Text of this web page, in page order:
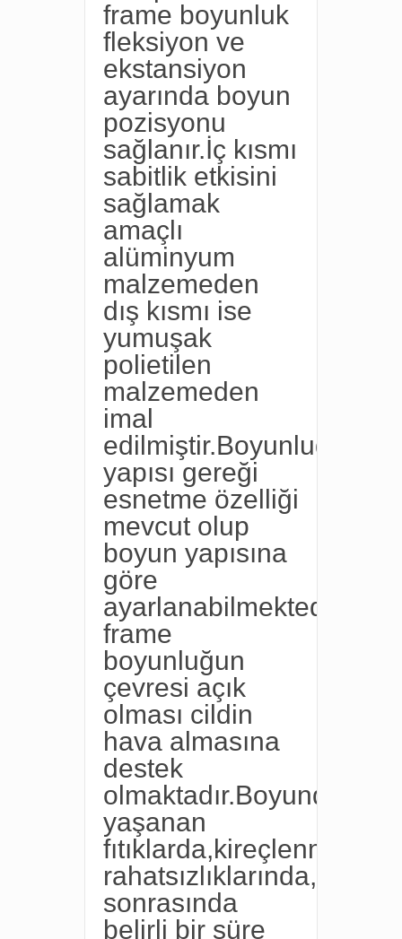
frame boyunluk
fleksiyon ve
ekstansiyon
ayarında boyun
pozisyonu
sağlanır.İç kısmı
sabitlik etkisini
sağlamak
amaçlı
alüminyum
malzemeden
dış kısmı ise
yumuşak
polietilen
malzemeden
imal
edilmiştir.Boyunluğun
yapısı gereği
esnetme özelliği
mevcut olup
boyun yapısına
göre
ayarlanabilmektedir.Wire
frame
boyunluğun
çevresi açık
olması cildin
hava almasına
destek
olmaktadır.Boyunda
yaşanan
fıtıklarda,kireçlenme
sonrasında
belirli bir süre